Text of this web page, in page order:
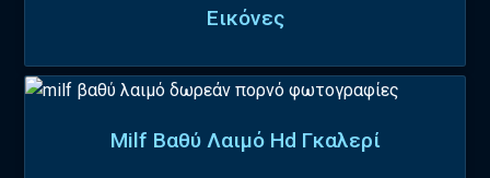
Εικόνες
Milf Βαθύ Λαιμό Hd Γκαλερί